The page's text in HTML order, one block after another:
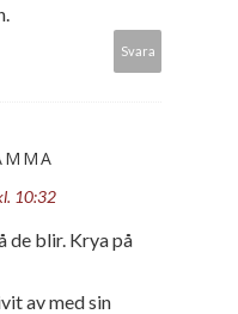
Svara
10:32
de blir. Krya på
av med sin